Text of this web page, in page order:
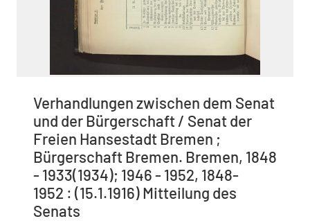
Verhandlungen zwischen dem Senat
und der Bürgerschaft / Senat der
Freien Hansestadt Bremen ;
Bürgerschaft Bremen. Bremen, 1848
- 1933(1934); 1946 - 1952, 1848-
1952 : (15.1.1916) Mitteilung des
Senats